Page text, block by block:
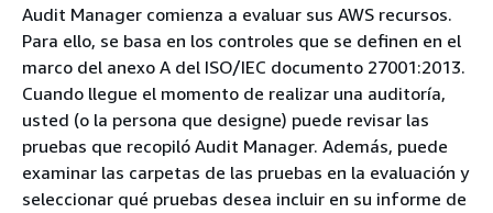
Audit Manager comienza a evaluar sus AWS recursos.
Para ello, se basa en los controles que se definen en el
marco del anexo A del ISO/IEC documento 27001:2013.
Cuando llegue el momento de realizar una auditoría,
usted (o la persona que designe) puede revisar las
pruebas que recopiló Audit Manager. Además, puede
examinar las carpetas de las pruebas en la evaluación y
seleccionar qué pruebas desea incluir en su informe de